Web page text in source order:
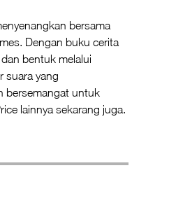
bersama
Dengan buku cerita
bentuk melalui
suara yang
bersemangat untuk
lainnya sekarang juga.